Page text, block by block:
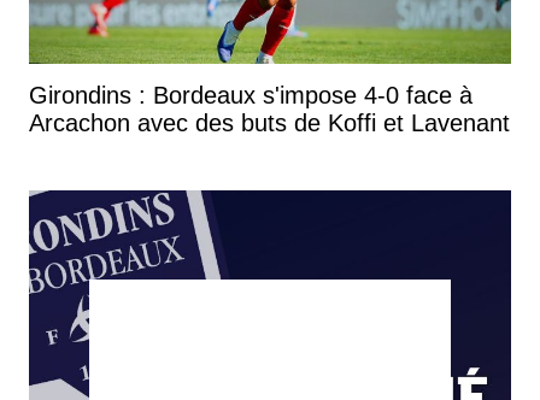
Girondins : Bordeaux s'impose 4-0 face à
Arcachon avec des buts de Koffi et Lavenant